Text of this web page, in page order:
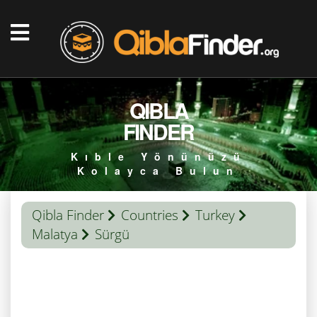
QIBLA
FINDER
Kıble Yönünüzü
Kolayca Bulun
Qibla Finder Countries
Turkey
Malatya
Sürgü